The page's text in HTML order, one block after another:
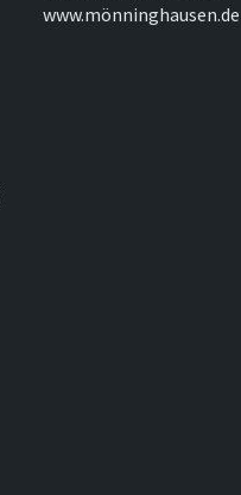
www.mönninghausen.de